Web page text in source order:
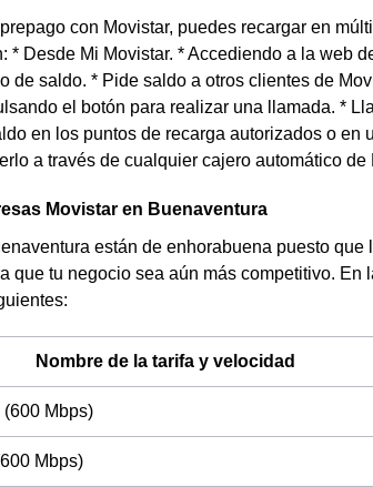
con Movistar, puedes recargar en
* Desde Mi Movistar. * Accediendo a la web
de saldo. * Pide saldo a otros clientes de
el botón para realizar una llamada. *
en los puntos de recarga autorizados o
a través de cualquier cajero automático de
Movistar en Buenaventura
están de enhorabuena puesto
que tu negocio sea aún más competitivo.
Nombre de la tarifa y velocidad
Mbps)
Mbps)